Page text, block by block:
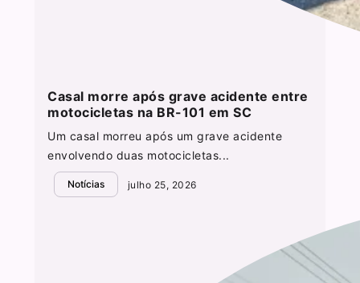
Casal morre após grave acidente entre
motocicletas na BR-101 em SC
Um casal morreu após um grave acidente
envolvendo duas motocicletas...
Notícias julho 25, 2026